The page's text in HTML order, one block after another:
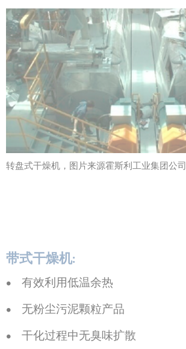
转盘式干燥机，图片来源霍斯利工业集团公司
带式干燥机:
有效利用低温余热
无粉尘污泥颗粒产品
干化过程中无臭味扩散